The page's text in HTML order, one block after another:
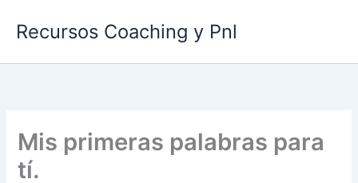
Recursos Coaching y Pnl
Mis primeras palabras para
tí.